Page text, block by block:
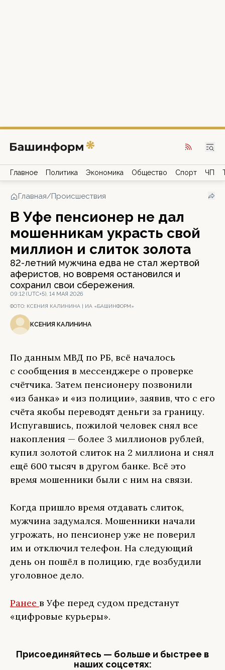
Главное Политика Экономика Общество Спорт ЧП
Главная/Происшествия
В Уфе пенсионер не дал
мошенникам украсть свой
миллион и слиток золота
82-летний мужчина едва не стал жертвой
аферистов, но вовремя остановился и
сохранил свои сбережения.
09:12 (UTC+5), 14 МАЯ 2026
ФОТО: КСЕНИЯ КАЛИНИНА | ИА «БАШИНФОРМ»
КСЕНИЯ КАЛИНИНА
По данным МВД по РБ, всё началось
с сообщения в мессенджере о проверке
счётчика. Затем пенсионеру позвонили
«из банка» и «из полиции», заявив, что с его
счёта якобы переводят деньги за границу.
Испугавшись, пожилой человек снял все
накопления — более 3 миллионов рублей,
купил золотой слиток на 2 миллиона и снял
ещё 600 тысяч в другом банке. Всё это
время мошенники были с ним на связи.
Когда пришло время отдавать слиток,
мужчина задумался. Мошенники начали
угрожать, но пенсионер уже не поверил
им и отключил телефон. На следующий
день он пошёл в полицию, где возбудили
уголовное дело.
Ранее в Уфе перед судом предстанут
«цифровые курьеры».
Присоединяйтесь — больше и быстрее в
наших соцсетях: